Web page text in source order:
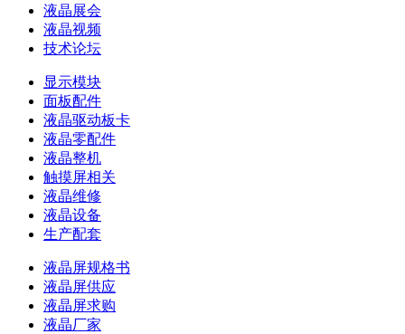
液晶展会
液晶视频
技术论坛
显示模块
面板配件
液晶驱动板卡
液晶零配件
液晶整机
触摸屏相关
液晶维修
液晶设备
生产配套
液晶屏规格书
液晶屏供应
液晶屏求购
液晶厂家